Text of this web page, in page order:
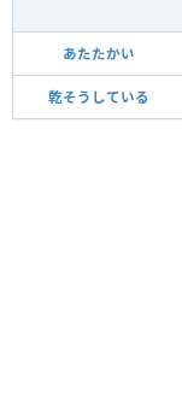
あたたかい
乾そうしている